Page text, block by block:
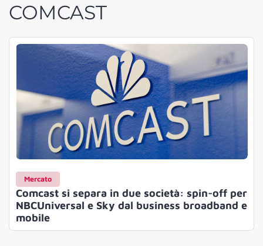
COMCAST
Mercato
Comcast si separa in due società: spin-off per
NBCUniversal e Sky dal business broadband e
mobile